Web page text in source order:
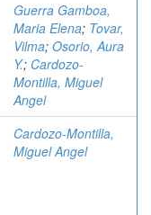
Guerra Gamboa,
Maria Elena; Tovar,
Vilma; Osorio, Aura
Y.; Cardozo-
Montilla, Miguel
Angel
Cardozo-Montilla,
Miguel Angel